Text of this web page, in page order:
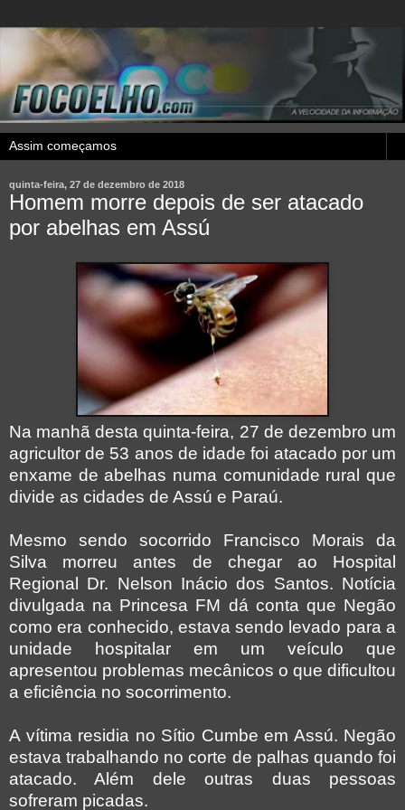
quinta-feira, 27 de dezembro de 2018
Homem morre depois de ser atacado
por abelhas em Assú
Na manhã desta quinta-feira, 27 de dezembro um
agricultor de 53 anos de idade foi atacado por um
enxame de abelhas numa comunidade rural que
divide as cidades de Assú e Paraú.
Mesmo sendo socorrido Francisco Morais da
Silva morreu antes de chegar ao Hospital
Regional Dr. Nelson Inácio dos Santos. Notícia
divulgada na Princesa FM dá conta que Negão
como era conhecido, estava sendo levado para a
unidade hospitalar em um veículo que
apresentou problemas mecânicos o que dificultou
a eficiência no socorrimento.
A vítima residia no Sítio Cumbe em Assú. Negão
estava trabalhando no corte de palhas quando foi
atacado. Além dele outras duas pessoas
sofreram picadas.